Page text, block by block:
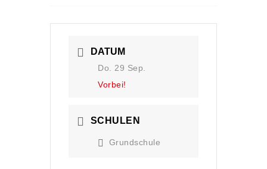
DATUM
Do. 29 Sep.
Vorbei!
SCHULEN
Grundschule